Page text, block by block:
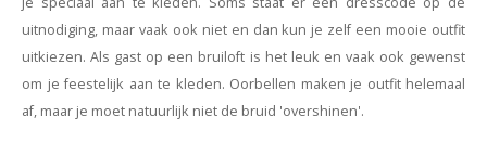
uitnodiging, maar vaak ook niet en dan kun je zelf een mooie outfit
uitkiezen.Als gast op een bruiloft is het leuk en vaak ook gewenst
om je feestelijk aan te kleden. Oorbellen maken je outfit helemaal
af, maar je moet natuurlijk niet de bruid 'overshinen'.